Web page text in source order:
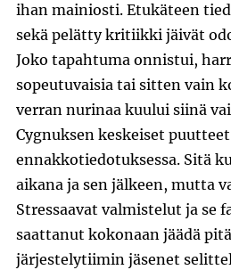
ihan mainiosti. Etukäteen
sekä pelätty kritiikki jäivät
Joko tapahtuma onnistui,
sopeutuvaisia tai sitten vain
verran nurinaa kuului siinä
Cygnuksen keskeiset
ennakkotiedotuksessa. Sitä
aikana ja sen jälkeen, mutta
Stressaavat valmistelut ja se
saattanut kokonaan jäädä
järjestelytiimin jäsenet